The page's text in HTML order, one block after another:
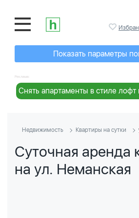
Показать параметры
Реклама:
Снять апартаменты в стиле лофт
Недвижимость Квартиры на сутки
Суточная аренда
на ул. Неманская